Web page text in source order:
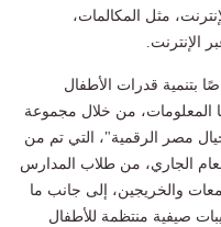
مثل المكالمات،
الإنترنت.
بتنمية قدرات الأطفال
المعلومات، من خلال مجموعة
مصر الرقمية"، التي تم من
خلال العام الجاري، من طلاب المدارس
والخريجين، إلى جانب ما
صيفية منتظمة للأطفال